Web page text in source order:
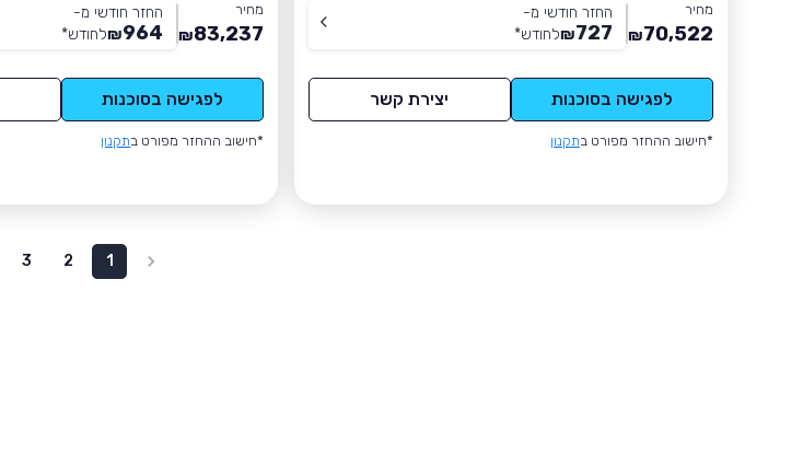
מחיר
70,522
₪
החזר חודשי מ-
727
₪לחודש*
לפגישה בסוכנות יצירת קשר
*חישוב ההחזר מפורט בתקנון
מחיר
83,237
₪
החזר חודשי מ-
964
₪לחודש*
לפגישה בסוכנות
*חישוב ההחזר מפורט בתקנון
1
2
3